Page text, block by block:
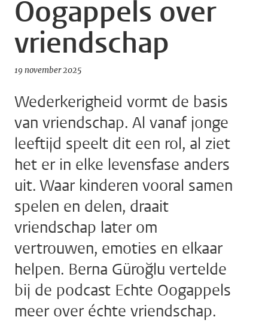
Oogappels over
vriendschap
19 november 2025
Wederkerigheid vormt de basis
van vriendschap. Al vanaf jonge
leeftijd speelt dit een rol, al ziet
het er in elke levensfase anders
uit. Waar kinderen vooral samen
spelen en delen, draait
vriendschap later om
vertrouwen, emoties en elkaar
helpen. Berna Güroğlu vertelde
bij de podcast Echte Oogappels
meer over échte vriendschap.